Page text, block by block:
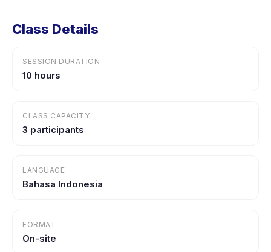
Class Details
SESSION DURATION
10 hours
CLASS CAPACITY
3 participants
LANGUAGE
Bahasa Indonesia
FORMAT
On-site